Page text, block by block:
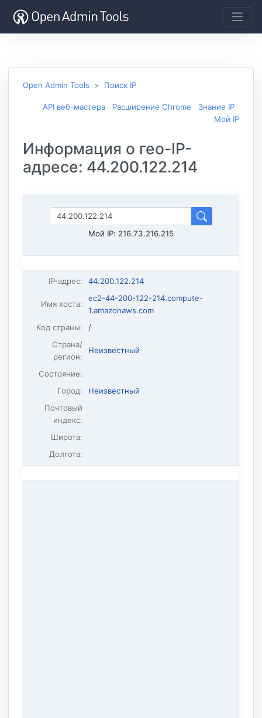
Open Admin Tools Поиск IP
API веб-мастера Расширение Chrome
Знание IP
Мой IP
Информация о гео-IP-
адресе: 44.200.122.214
Мой IP: 216.73.216.215
IP-адрес: 44.200.122.214
Имя хоста:
ec2-44-200-122-214.compute-
1.amazonaws.com
Код страны:
/
Страна/
регион:
Неизвестный
Состояние:
Город:
Неизвестный
Почтовый
индекс:
Широта:
Долгота: